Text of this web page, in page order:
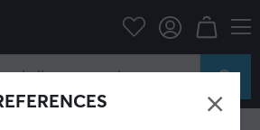
Custom keyboard Switches